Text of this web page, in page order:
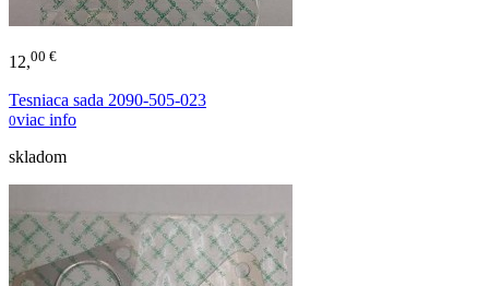
12,00 €
Tesniaca sada 2090-505-023
0viac info
skladom